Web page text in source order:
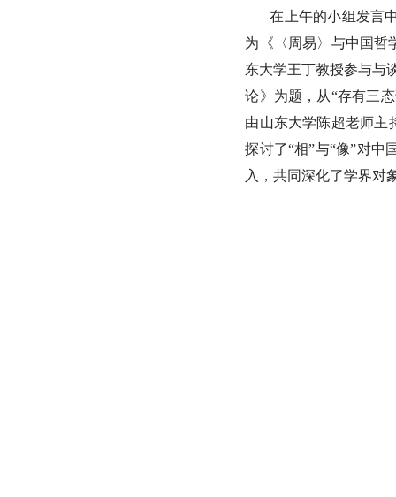
在上午的小组发言
为《〈周易〉与中国哲
东大学王丁教授参与与
论》为题，从“存有三
由山东大学陈超老师主
探讨了“相”与“像”对
入，共同深化了学界对